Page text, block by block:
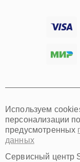
Хабаровск
Омск
Красноярск
Пермь
Ульяновск
Киров
Используем
персонализации
предусмотренных
данных
Сервисный центр